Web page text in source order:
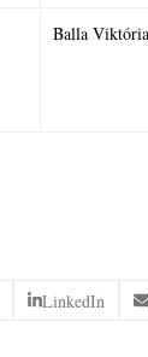
Balla
LinkedIn